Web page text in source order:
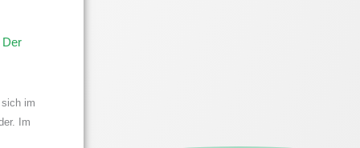
Der
im
Im